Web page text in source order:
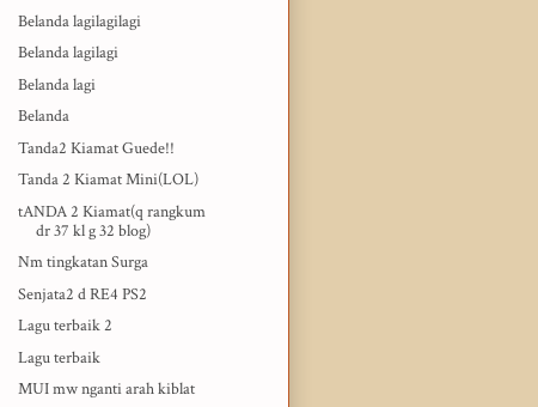
Belanda lagilagilagi
Belanda lagilagi
Belanda lagi
Belanda
Tanda2 Kiamat Guede!!
Tanda 2 Kiamat Mini(LOL)
tANDA 2 Kiamat(q rangkum
dr 37 kl g 32 blog)
Nm tingkatan Surga
Senjata2 d RE4 PS2
Lagu terbaik 2
Lagu terbaik
MUI mw nganti arah kiblat